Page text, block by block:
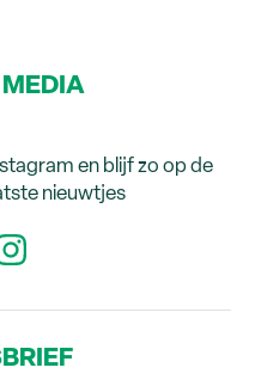
en blijf zo op de
nieuwtjes